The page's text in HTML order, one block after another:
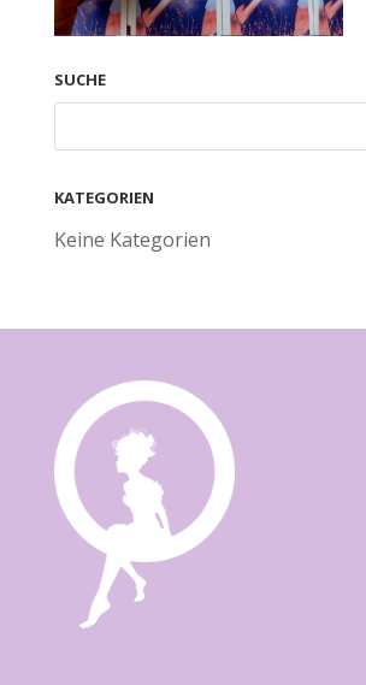
SUCHE
KATEGORIEN
Keine Kategorien